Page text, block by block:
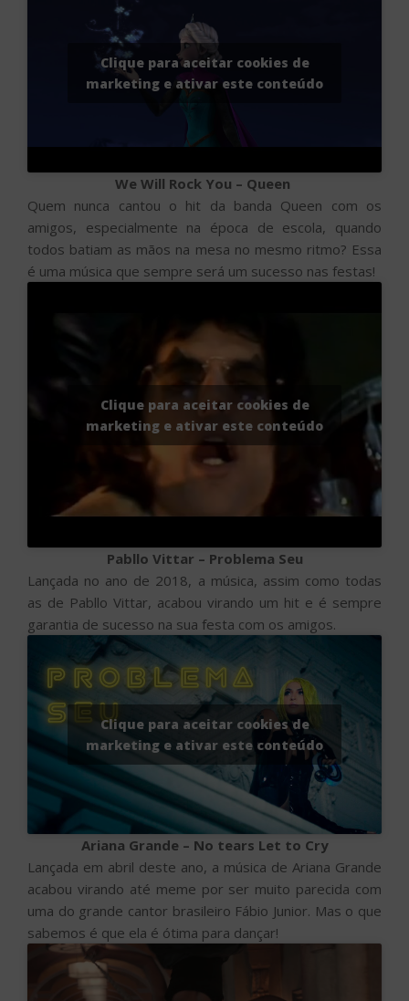
Clique para aceitar cookies de
marketing e ativar este conteúdo
We Will Rock You – Queen
Quem nunca cantou o hit da banda Queen com os
amigos, especialmente na época de escola, quando
todos batiam as mãos na mesa no mesmo ritmo? Essa
é uma música que sempre será um sucesso nas festas!
Clique para aceitar cookies de
marketing e ativar este conteúdo
Pabllo Vittar – Problema Seu
Lançada no ano de 2018, a música, assim como todas
as de Pabllo Vittar, acabou virando um hit e é sempre
garantia de sucesso na sua festa com os amigos.
Clique para aceitar cookies de
marketing e ativar este conteúdo
Ariana Grande – No tears Let to Cry
Lançada em abril deste ano, a música de Ariana Grande
acabou virando até meme por ser muito parecida com
uma do grande cantor brasileiro Fábio Junior. Mas o que
sabemos é que ela é ótima para dançar!